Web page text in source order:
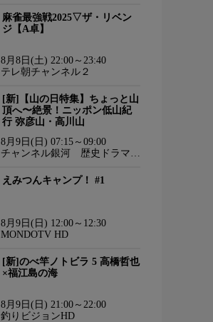
麻雀最強戦2025▽ザ・リベン
ジ【A卓】
8月8日(土) 22:00～23:40
テレ朝チャンネル２
[新]【山の日特集】ちょっと山
頂へ〜絶景！ニッポン低山紀
行 弥彦山・高川山
8月9日(日) 07:15～09:00
チャンネル銀河 歴史ドラマ・
えみつんキャンプ！ #1
8月9日(日) 12:00～12:30
MONDOTV HD
[新]のべ竿ノトビラ 5 高橋哲也
×福江島の海
8月9日(日) 21:00～22:00
釣りビジョンHD